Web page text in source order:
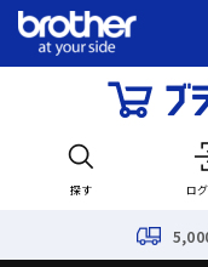
探す ロ